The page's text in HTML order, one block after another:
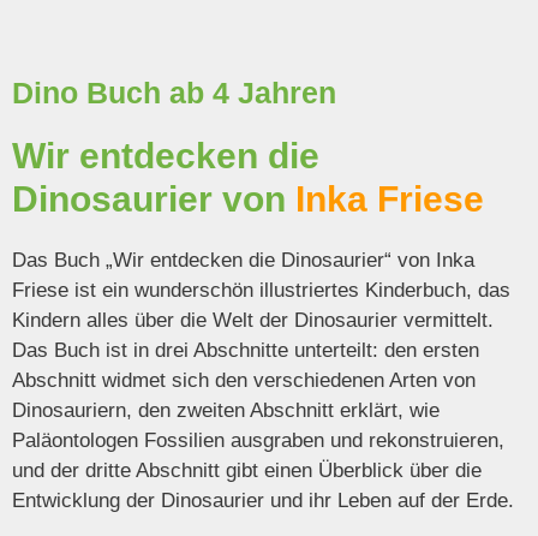
Dino Buch ab 4 Jahren
Wir entdecken die
Dinosaurier von Inka Friese
Das Buch „Wir entdecken die Dinosaurier“ von Inka
Friese ist ein wunderschön illustriertes Kinderbuch, das
Kindern alles über die Welt der Dinosaurier vermittelt.
Das Buch ist in drei Abschnitte unterteilt: den ersten
Abschnitt widmet sich den verschiedenen Arten von
Dinosauriern, den zweiten Abschnitt erklärt, wie
Paläontologen Fossilien ausgraben und rekonstruieren,
und der dritte Abschnitt gibt einen Überblick über die
Entwicklung der Dinosaurier und ihr Leben auf der Erde.